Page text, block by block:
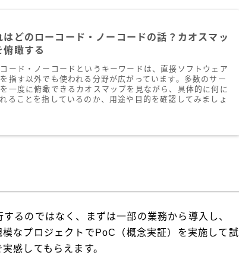
はどのローコード・ノーコードの話？カオスマッ
俯瞰する
ード・ノーコードというキーワードは、直接ソフトウェア
指す以外でも使われる分野が広がっています。多数のサー
一度に俯瞰できるカオスマップを見ながら、具体的に何に
ることを指しているのか、用途や目的を確認してみましょ
るのではなく、まずは一部の業務から導入し、
なプロジェクトでPoC（概念実証）を実施して試
感してもらえます。